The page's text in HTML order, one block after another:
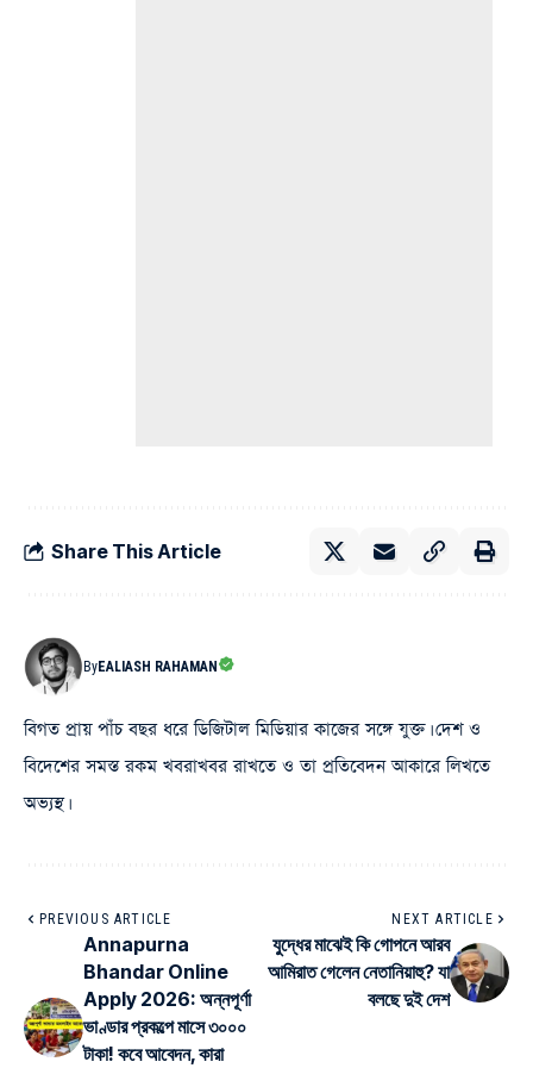
Share This Article
ByEALIASH RAHAMAN
বিগত প্রায় পাঁচ বছর ধরে ডিজিটাল মিডিয়ার কাজের সঙ্গে যুক্ত। দেশ ও
বিদেশের সমস্ত রকম খবরাখবর রাখতে ও তা প্রতিবেদন আকারে লিখতে
অভ্যস্থ।
PREVIOUS ARTICLE
Annapurna
Bhandar Online
Apply 2026: অন্নপূর্ণা
ভাণ্ডার প্রকল্পে মাসে ৩০০০
টাকা! কবে আবেদন, কারা
NEXT ARTICLE
যুদ্ধের মাঝেই কি গোপনে আরব
আমিরাত গেলেন নেতানিয়াহু? যা
বলছে দুই দেশ